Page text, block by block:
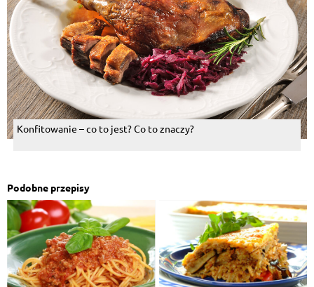
Konfitowanie – co to jest? Co to znaczy?
Podobne przepisy